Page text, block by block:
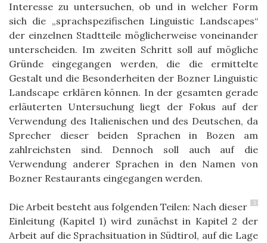
Interesse zu untersuchen, ob und in welcher Form
sich die „sprachspezifischen Linguistic Landscapes“
der einzelnen Stadtteile möglicherweise voneinander
unterscheiden. Im zweiten Schritt soll auf mögliche
Gründe eingegangen werden, die die ermittelte
Gestalt und die Besonderheiten der Bozner Linguistic
Landscape erklären können. In der gesamten gerade
erläuterten Untersuchung liegt der Fokus auf der
Verwendung des Italienischen und des Deutschen, da
Sprecher dieser beiden Sprachen in Bozen am
zahlreichsten sind. Dennoch soll auch auf die
Verwendung anderer Sprachen in den Namen von
Bozner Restaurants eingegangen werden.
3
Die Arbeit besteht aus folgenden Teilen: Nach dieser
Einleitung (Kapitel 1) wird zunächst in Kapitel 2 der
Arbeit auf die Sprachsituation in Südtirol, auf die Lage